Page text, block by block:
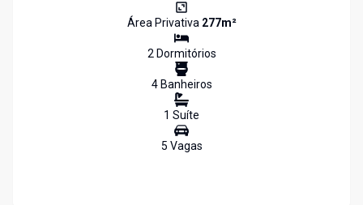
Área Privativa 277m²
2Dormitórios
4Banheiros
1 Suíte
5 Vagas